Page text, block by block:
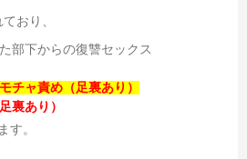
おり、
部下からの復讐セックス
チャ責め（足裏あり）
裏あり）
す。